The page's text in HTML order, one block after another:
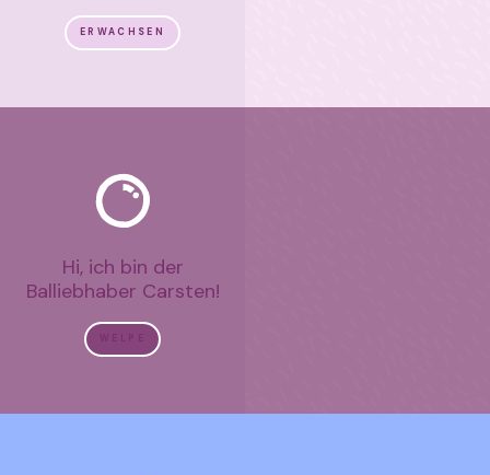
ERWACHSEN
Hi, ich bin der
Balliebhaber Carsten!